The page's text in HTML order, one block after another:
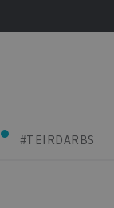
#TEIRDARBS